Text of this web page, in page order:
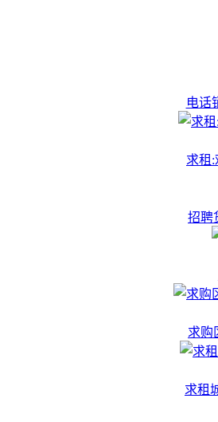
电话
求租
招聘
求购
求租